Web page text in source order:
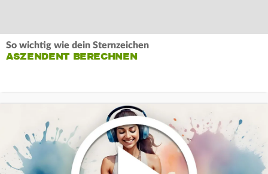
So wichtig wie dein Sternzeichen
ASZENDENT BERECHNEN